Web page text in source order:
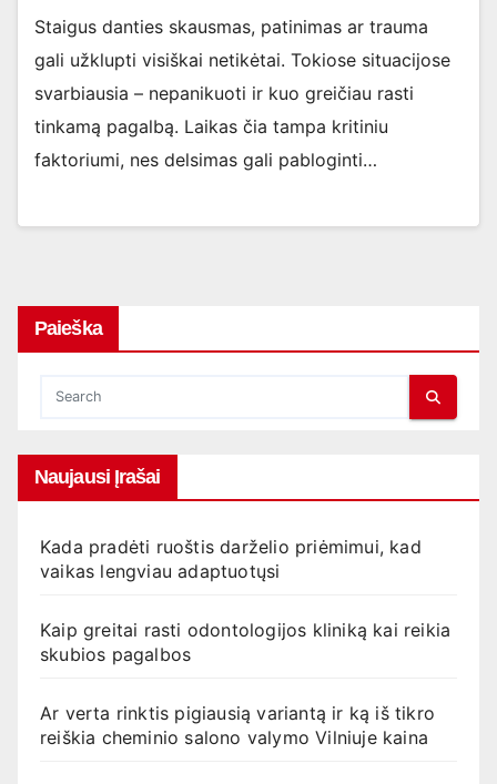
Staigus danties skausmas, patinimas ar trauma
gali užklupti visiškai netikėtai. Tokiose situacijose
svarbiausia – nepanikuoti ir kuo greičiau rasti
tinkamą pagalbą. Laikas čia tampa kritiniu
faktoriumi, nes delsimas gali pabloginti…
Paieška
Naujausi Įrašai
Kada pradėti ruoštis darželio priėmimui, kad
vaikas lengviau adaptuotųsi
Kaip greitai rasti odontologijos kliniką kai reikia
skubios pagalbos
Ar verta rinktis pigiausią variantą ir ką iš tikro
reiškia cheminio salono valymo Vilniuje kaina